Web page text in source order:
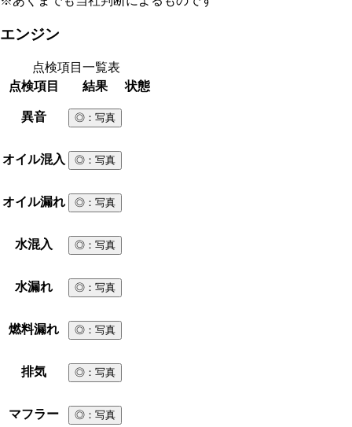
エンジン
点検項目一覧表
点検項目
結果 状態
異音 ◎ ：写真
オイル混入 ◎ ：写真
オイル漏れ ◎ ：写真
水混入 ◎ ：写真
水漏れ ◎ ：写真
燃料漏れ ◎ ：写真
排気 ◎ ：写真
マフラー ◎ ：写真